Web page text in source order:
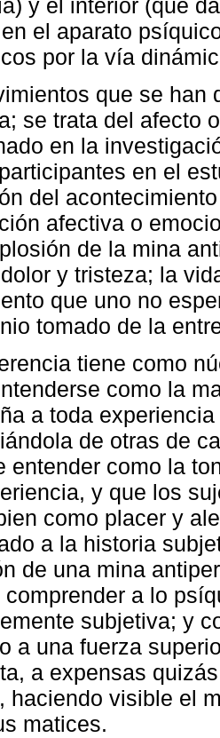
y el interior (que
el aparato
por la vía
que se han
se trata del afecto
en la
en el
del
afectiva o
de la mina
dolor y tristeza; la
que uno no
tomado de la
tiene como
como la
a toda
de otras de
entender como la
y que los
como placer y
a la historia
de una mina
comprender a lo
subjetiva; y
a una fuerza
a expensas
haciendo visible el
matices.